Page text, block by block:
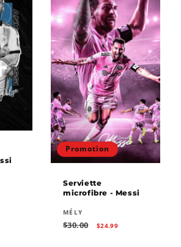
Promotion
Serviette
microfibre - Messi
Fournisseur :
MÉLY
Prix
$30.00
Prix
$24.99